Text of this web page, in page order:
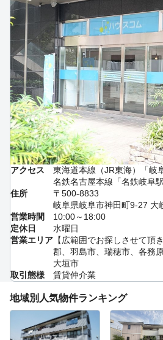
アクセス
東海道本線（JR東海）「岐
名鉄名古屋本線「名鉄岐阜
住所
〒500-8833
岐阜県岐阜市神田町9-27 大
営業時間
10:00～18:00
定休日
水曜日
営業エリア 【広範囲でお探しさせて頂
郡、羽島市、瑞穂市、各務
大垣市
取引態様
賃貸仲介業
地域別人気物件ランキング